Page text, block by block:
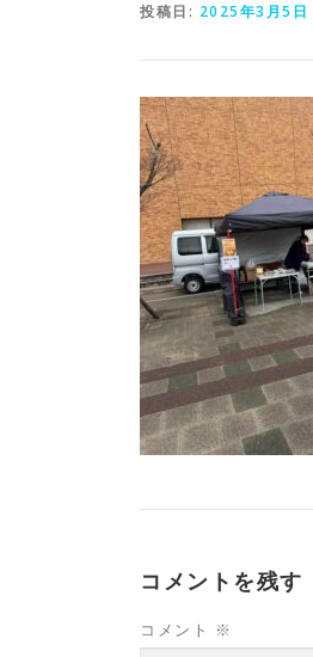
投稿日: 2025年3月5日
コメントを残す
コメント ※